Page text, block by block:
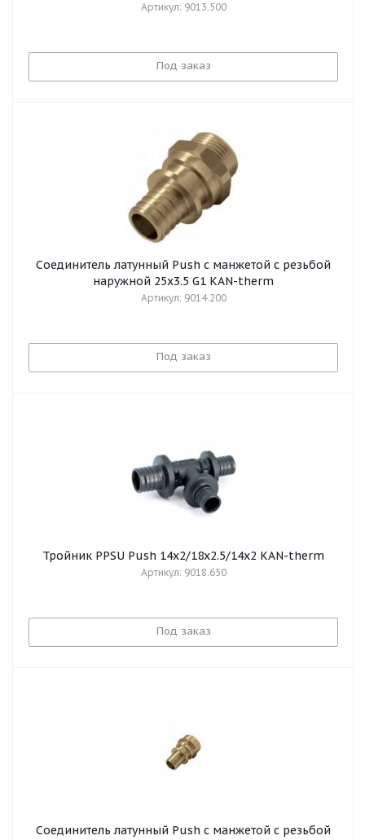
Артикул: 9013.500
Под заказ
Cоединитель латунный Push с манжетой с резьбой
наружной 25x3.5 G1 KAN-therm
Артикул: 9014.200
Под заказ
Тройник PPSU Push 14x2/18x2.5/14x2 KAN-therm
Артикул: 9018.650
Под заказ
Соединитель латунный Push с манжетой с резьбой